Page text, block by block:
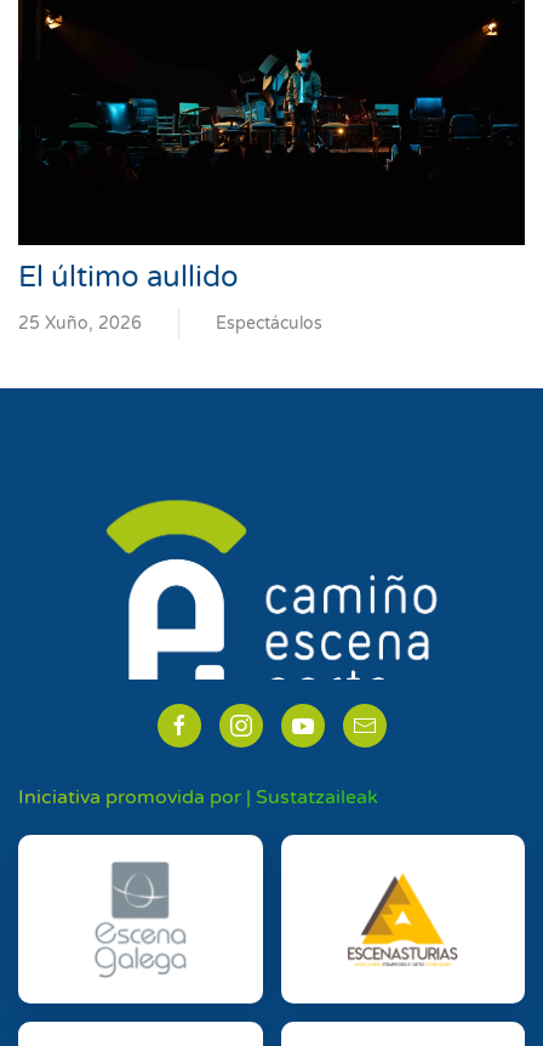
El último aullido
25 Xuño, 2026 Espectáculos
Iniciativa promovida por | Sustatzaileak